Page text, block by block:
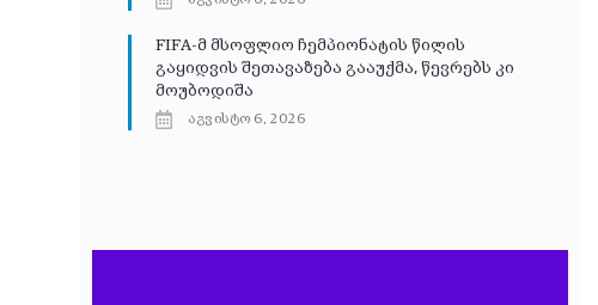
FIFA-მ მსოფლიო ჩემპიონატის წილის
გაყიდვის შეთავაზება გააუქმა, წევრებს კი
მოუბოდიშა
აგვისტო 6, 2026